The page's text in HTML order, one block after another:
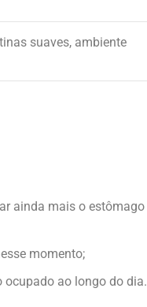
suaves, ambiente
ainda mais o estômago
momento;
ocupado ao longo do dia.